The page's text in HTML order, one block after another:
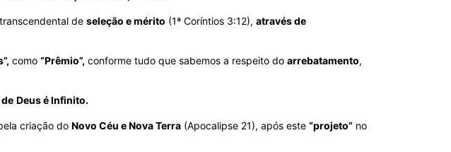
de seleção e mérito (1ª Coríntios 3:12), através de
como “Prêmio”, conforme tudo que sabemos a respeito do arrebatamento,
Deus é Infinito.
criação do Novo Céu e Nova Terra (Apocalipse 21), após este “projeto” no